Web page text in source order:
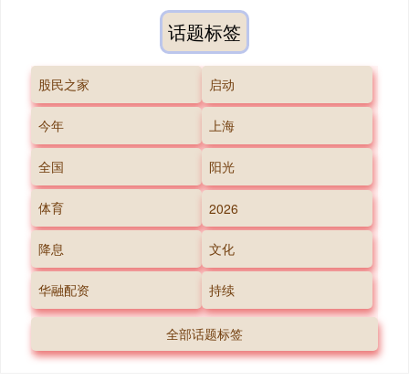
话题标签
股民之家 启动
今年 上海
全国 阳光
体育 2026
降息 文化
华融配资 持续
全部话题标签